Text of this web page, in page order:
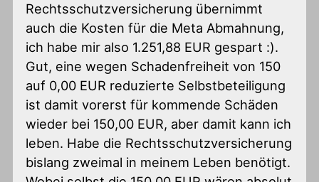
Rechtsschutzversicherung übernimmt
auch die Kosten für die Meta Abmahnung,
ich habe mir also 1.251,88 EUR gespart :).
Gut, eine wegen Schadenfreiheit von 150
auf 0,00 EUR reduzierte Selbstbeteiligung
ist damit vorerst für kommende Schäden
wieder bei 150,00 EUR, aber damit kann ich
leben. Habe die Rechtsschutzversicherung
bislang zweimal in meinem Leben benötigt.